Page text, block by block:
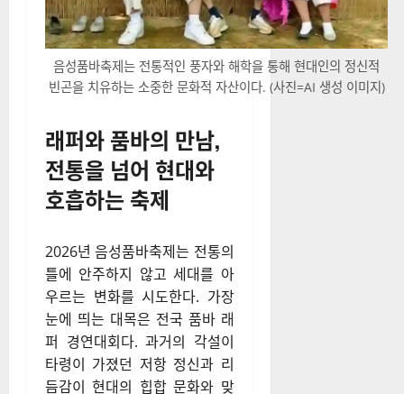
음성품바축제는 전통적인 풍자와 해학을 통해 현대인의 정신적
빈곤을 치유하는 소중한 문화적 자산이다. (사진=AI 생성 이미지)
래퍼와 품바의 만남,
전통을 넘어 현대와
호흡하는 축제
2026년 음성품바축제는 전통의
틀에 안주하지 않고 세대를 아
우르는 변화를 시도한다. 가장
눈에 띄는 대목은 전국 품바 래
퍼 경연대회다. 과거의 각설이
타령이 가졌던 저항 정신과 리
듬감이 현대의 힙합 문화와 맞